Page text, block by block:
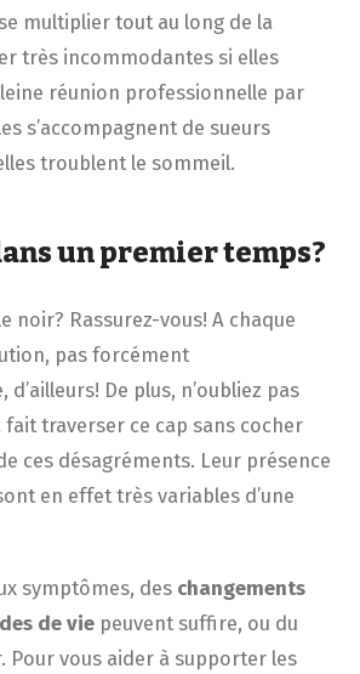
multiplier tout au long de la
très incommodantes si elles
réunion professionnelle par
s’accompagnent de sueurs
troublent le sommeil.
un premier temps?
noir? Rassurez-vous! A chaque
pas forcément
De plus, n’oubliez pas
fait traverser ce cap sans cocher
ces désagréments. Leur présence
en effet très variables d’une
symptômes, des changements
de vie peuvent suffire, ou du
Pour vous aider à supporter les